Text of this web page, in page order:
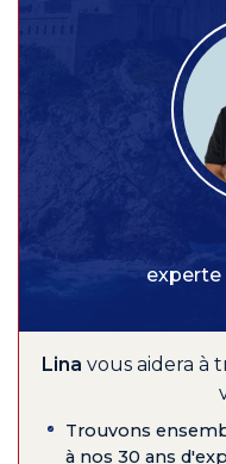
experte
Lina vous aidera à
Trouvons
à nos 30 ans